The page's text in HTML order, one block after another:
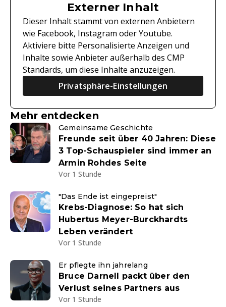
Externer Inhalt
Dieser Inhalt stammt von externen Anbietern
wie Facebook, Instagram oder Youtube.
Aktiviere bitte Personalisierte Anzeigen und
Inhalte sowie Anbieter außerhalb des CMP
Standards, um diese Inhalte anzuzeigen.
Privatsphäre-Einstellungen
Mehr entdecken
Gemeinsame Geschichte
Freunde seit über 40 Jahren: Diese
3 Top-Schauspieler sind immer an
Armin Rohdes Seite
Vor 1 Stunde
"Das Ende ist eingepreist"
Krebs-Diagnose: So hat sich
Hubertus Meyer-Burckhardts
Leben verändert
Vor 1 Stunde
Er pflegte ihn jahrelang
Bruce Darnell packt über den
Verlust seines Partners aus
Vor 1 Stunde